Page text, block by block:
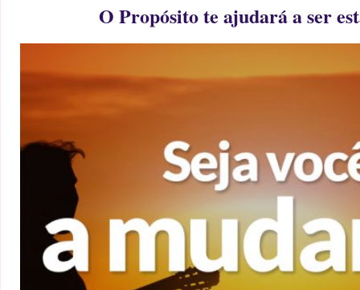
O Propósito te ajudará a ser